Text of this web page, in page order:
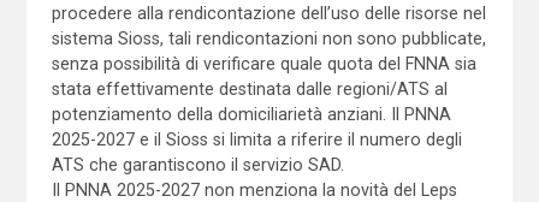
procedere alla rendicontazione dell’uso delle risorse nel
sistema Sioss, tali rendicontazioni non sono pubblicate,
senza possibilità di verificare quale quota del FNNA sia
stata effettivamente destinata dalle regioni/ATS al
potenziamento della domiciliarietà anziani. Il PNNA
2025-2027 e il Sioss si limita a riferire il numero degli
ATS che garantiscono il servizio SAD.
Il PNNA 2025-2027 non menziona la novità del Leps